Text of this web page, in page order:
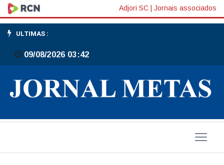
Mudanças
sempre
geram
desconforto
Adjori SC Jornais associados
ULTIMAS :
09/08/2026 03:42